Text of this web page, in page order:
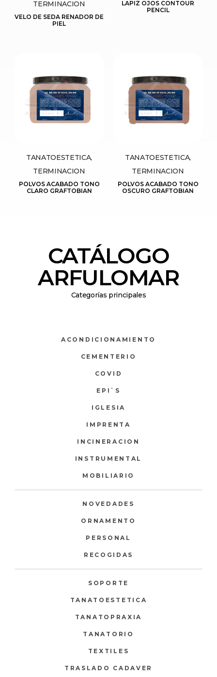
TERMINACION
VELO DE SEDA RENADOR DE
PIEL
LAPIZ OJOS CONTOUR
PENCIL
TANATOESTETICA,
TERMINACION
POLVOS ACABADO TONO
CLARO GRAFTOBIAN
TANATOESTETICA,
TERMINACION
POLVOS ACABADO TONO
OSCURO GRAFTOBIAN
CATÁLOGO
ARFULOMAR
Categorías principales
ACONDICIONAMIENTO
CEMENTERIO
COVID
EPI`S
IGLESIA
IMPRENTA
INCINERACION
INSTRUMENTAL
MOBILIARIO
NOVEDADES
ORNAMENTO
PERSONAL
RECOGIDAS
SOPORTE
TANATOESTETICA
TANATOPRAXIA
TANATORIO
TEXTILES
TRASLADO CADAVER